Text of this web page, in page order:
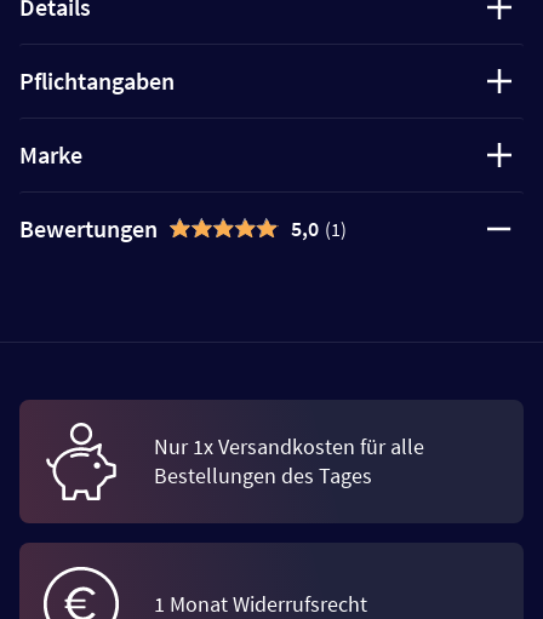
Details
Pflichtangaben
Marke
Bewertungen 5,0 (1)
Nur 1x Versandkosten für alle
Bestellungen des Tages
1 Monat Widerrufsrecht